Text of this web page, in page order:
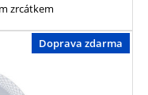
zrcátkem
Doprava zdarma